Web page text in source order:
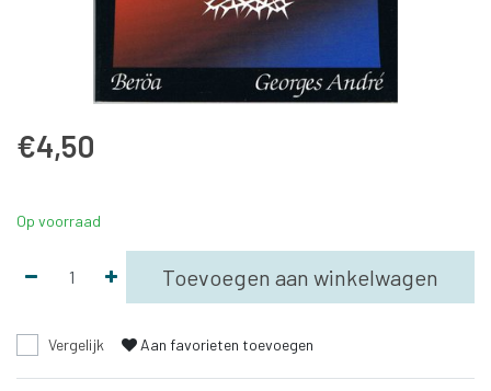
€4,50
Op voorraad
Toevoegen aan winkelwagen
Vergelijk Aan favorieten toevoegen